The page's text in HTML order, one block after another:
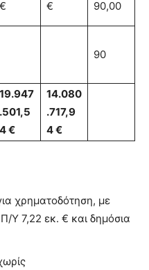
€ € 90,00
90
19.947
.501,5
4 €
14.080
.717,9
4 €
χρηματοδότηση, με
Υ 7,22 εκ. € και δημόσια